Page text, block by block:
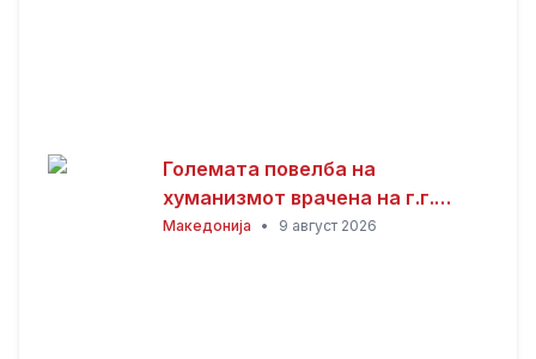
Големата повелба на
хуманизмот врачена на г.г.
Стефан по повод 40 години од
Македонија • 9 август 2026